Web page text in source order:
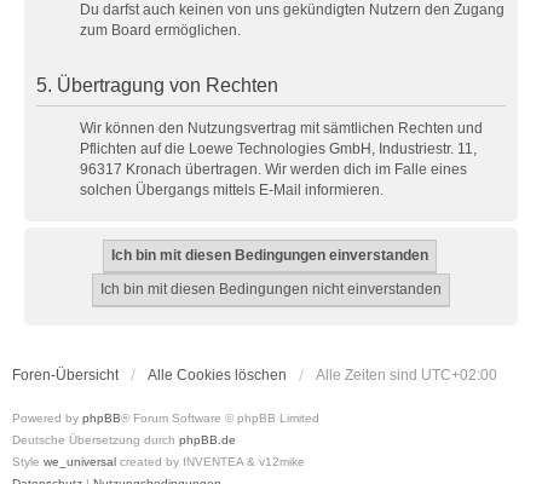
Du darfst auch keinen von uns gekündigten Nutzern den Zugang
zum Board ermöglichen.
5. Übertragung von Rechten
Wir können den Nutzungsvertrag mit sämtlichen Rechten und
Pflichten auf die Loewe Technologies GmbH, Industriestr. 11,
96317 Kronach übertragen. Wir werden dich im Falle eines
solchen Übergangs mittels E-Mail informieren.
Foren-Übersicht Alle Cookies löschen Alle Zeiten sind UTC+02:00
Powered by phpBB® Forum Software © phpBB Limited
Deutsche Übersetzung durch phpBB.de
Style we_universal created by INVENTEA & v12mike